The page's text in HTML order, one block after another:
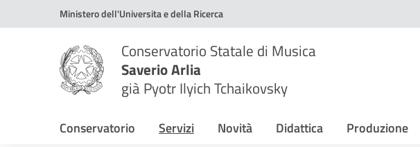
Vai ai contenuti
Vai al menu di navigazioneMinistero dell'Universita e della Ricerca
Conservatorio Statale di Musica
Saverio Arlia
già Pyotr Ilyich Tchaikovsky
Conservatorio Servizi Novità Didattica Produzione